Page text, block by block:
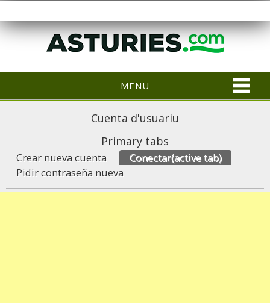
MENU
Cuenta d'usuariu
Primary tabs
Crear nueva cuenta Conectar(active tab)
Pidir contraseña nueva